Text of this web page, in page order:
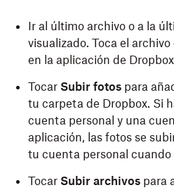
Ir al último archivo o a la
visualizado. Toca el
en la aplicación de
Tocar Subir fotos para
tu carpeta de Dropbox. Si
cuenta personal y una
aplicación, las fotos se
tu cuenta personal cuando
Tocar Subir archivos para